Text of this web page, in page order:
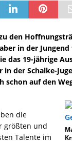
den
in der
das 19-jährige
der Schalke-
schon auf den
die
größten und
Talente im